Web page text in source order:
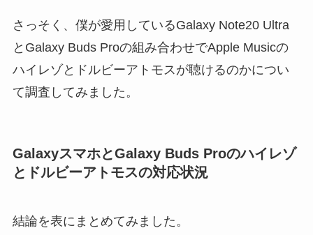
さっそく、僕が愛用しているGalaxy Note20 Ultra
とGalaxy Buds Proの組み合わせでApple Musicの
ハイレゾとドルビーアトモスが聴けるのかについ
て調査してみました。
GalaxyスマホとGalaxy Buds Proのハイレゾ
とドルビーアトモスの対応状況
結論を表にまとめてみました。